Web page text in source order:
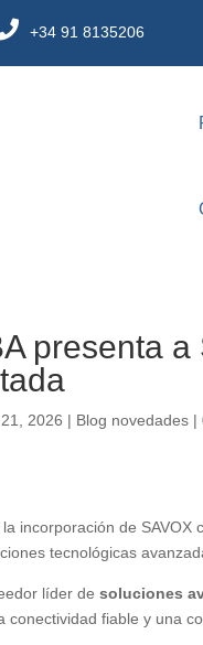
+34 91 8135206
presenta
2026 | Blog novedades |
la incorporación de
tecnológicas
líder desoluciones
conectividad fiable y una